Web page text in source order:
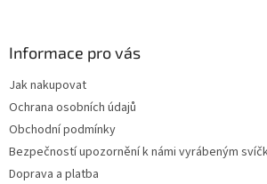
i
s
Informace pro vás
Jak nakupovat
Ochrana osobních údajů
Obchodní podmínky
Bezpečností upozornění k námi vyrábeným
Doprava a platba